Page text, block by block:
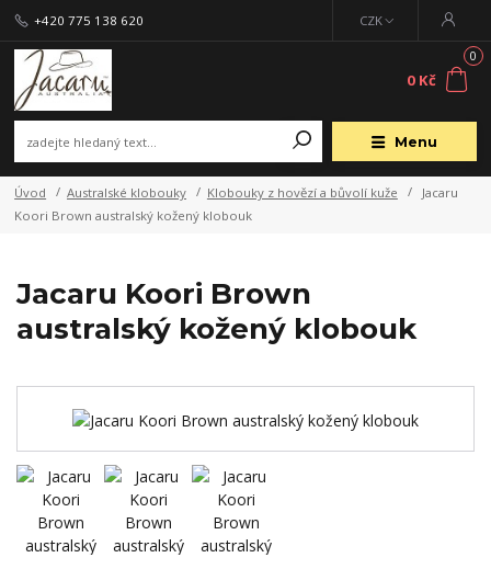
Menu
CZK
+420 775 138 620
0
0 Kč
Úvod Australské klobouky Klobouky z hovězí a bůvolí kuže
Jacaru
Koori Brown australský kožený klobouk
Jacaru Koori Brown
australský kožený klobouk